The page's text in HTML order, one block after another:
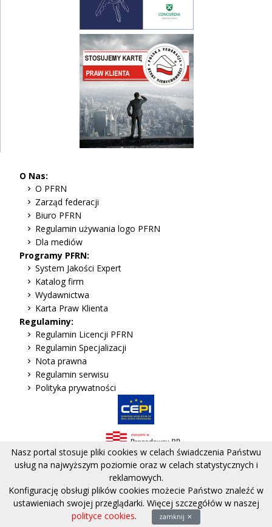
O Nas:
O PFRN
Zarząd federacji
Biuro PFRN
Regulamin używania logo PFRN
Dla mediów
Programy PFRN:
System Jakości Expert
Katalog firm
Wydawnictwa
Karta Praw Klienta
Regulaminy:
Regulamin Licencji PFRN
Regulamin Specjalizacji
Nota prawna
Regulamin serwisu
Polityka prywatności
Plac Grzybowski 10/31, 00-104 Warszawa
Tel.:(+48) 512 368 421
Skontaktuj się:
Nasz portal stosuje pliki cookies w celach świadczenia Państwu
usług na najwyższym poziomie oraz w celach statystycznych i
reklamowych.
Konfigurację obsługi plików cookies możecie Państwo znaleźć w
ustawieniach swojej przeglądarki. Więcej szczegółów w naszej
polityce cookies. zamknij